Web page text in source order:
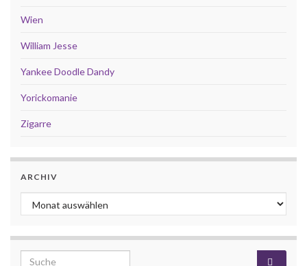
Wien
William Jesse
Yankee Doodle Dandy
Yorickomanie
Zigarre
ARCHIV
Archiv
Search for: